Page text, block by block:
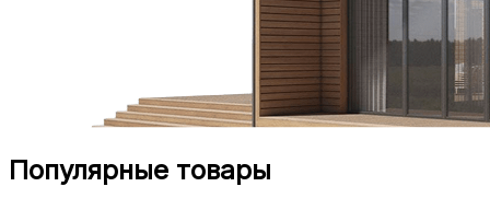
Популярные товары